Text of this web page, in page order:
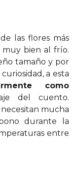
las flores más
muy bien al frío.
tamaño y por
a esta
como
del cuento.
mucha
durante la
entre